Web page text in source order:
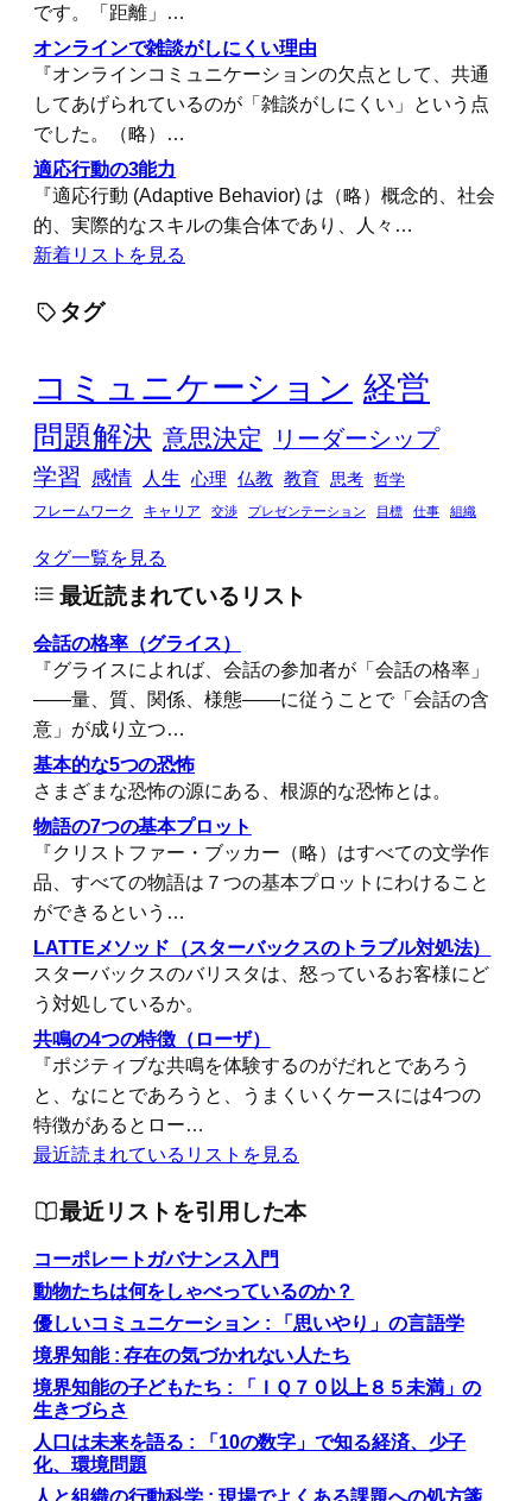
です。「距離」…
オンラインで雑談がしにくい理由
『オンラインコミュニケーションの欠点として、共通
してあげられているのが「雑談がしにくい」という点
でした。（略）…
適応行動の3能力
『適応行動 (Adaptive Behavior) は（略）概念的、社会
的、実際的なスキルの集合体であり、人々…
新着リストを見る
タグ
コミュニケーション 経営
問題解決 意思決定
リーダーシップ
学習
感情 人生 心理 仏教 教育 思考
哲学
フレームワーク
キャリア 交渉 プレゼンテーション 目標 仕事 組織
タグ一覧を見る
最近読まれているリスト
会話の格率（グライス）
『グライスによれば、会話の参加者が「会話の格率」
――量、質、関係、様態――に従うことで「会話の含
意」が成り立つ…
基本的な5つの恐怖
さまざまな恐怖の源にある、根源的な恐怖とは。
物語の7つの基本プロット
『クリストファー・ブッカー（略）はすべての文学作
品、すべての物語は７つの基本プロットにわけること
ができるという…
LATTEメソッド（スターバックスのトラブル対処法）
スターバックスのバリスタは、怒っているお客様にど
う対処しているか。
共鳴の4つの特徴（ローザ）
『ポジティブな共鳴を体験するのがだれとであろう
と、なにとであろうと、うまくいくケースには4つの
特徴があるとロー…
最近読まれているリストを見る
最近リストを引用した本
コーポレートガバナンス入門
動物たちは何をしゃべっているのか？
優しいコミュニケーション : 「思いやり」の言語学
境界知能 : 存在の気づかれない人たち
境界知能の子どもたち : 「ＩＱ７０以上８５未満」の
生きづらさ
人口は未来を語る : 「10の数字」で知る経済、少子
化、環境問題